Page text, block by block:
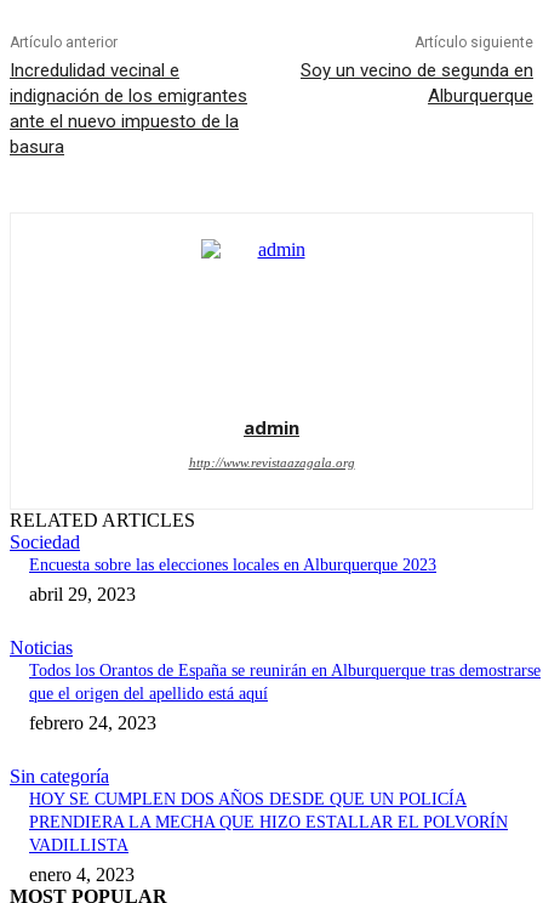
Artículo anterior
Incredulidad vecinal e
indignación de los emigrantes
ante el nuevo impuesto de la
basura
Artículo siguiente
Soy un vecino de segunda en
Alburquerque
admin
http://www.revistaazagala.org
RELATED ARTICLES
Sociedad
Encuesta sobre las elecciones locales en Alburquerque 2023
abril 29, 2023
Noticias
Todos los Orantos de España se reunirán en Alburquerque tras demostrarse
que el origen del apellido está aquí
febrero 24, 2023
Sin categoría
HOY SE CUMPLEN DOS AÑOS DESDE QUE UN POLICÍA
PRENDIERA LA MECHA QUE HIZO ESTALLAR EL POLVORÍN
VADILLISTA
enero 4, 2023
MOST POPULAR